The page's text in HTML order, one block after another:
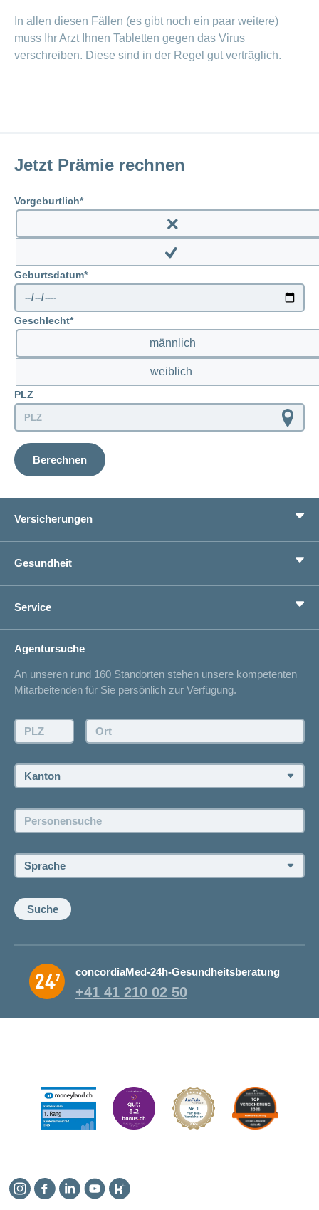
In allen diesen Fällen (es gibt noch ein paar weitere)
muss Ihr Arzt Ihnen Tabletten gegen das Virus
verschreiben. Diese sind in der Regel gut verträglich.
Jetzt Prämie rechnen
Vorgeburtlich
Enable
prenatal
Disable
Geburtsdatum
Geschlecht
männlich
weiblich
PLZ
Berechnen
Versicherungen
Zusatzversicherungen
Vorsorge
Ich suche eine Versicherung für
Lebenssituation
Sparen bei der Versicherung
Gesundheit
Gesundheitskompass
concordiaMed
Service
Spitalliste
Unfallmeldung
Offertanfrage
Rückruf anfordern
Offene Stellen
Agentursuche
An unseren rund 160 Standorten stehen unsere kompetenten
Mitarbeitenden für Sie persönlich zur Verfügung.
PLZ: Ort:
Kanton:
Personensuche:
Sprache:
Suche
concordiaMed-24h-Gesundheitsberatung
+41 41 210 02 50
Instagram
Facebook
LinkedinYouTube
Kununu